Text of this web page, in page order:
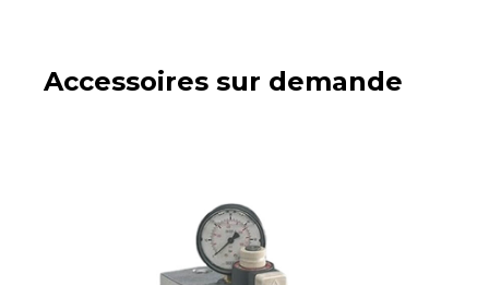
Accessoires sur demande